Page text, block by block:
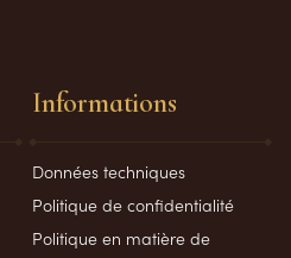
Informations
Données techniques
Politique de confidentialité
Politique en matière de